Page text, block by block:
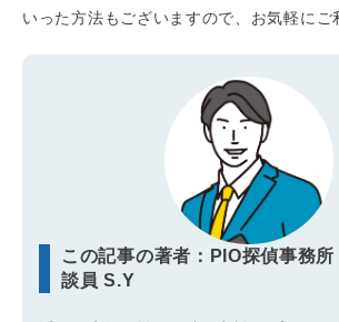
いった方法もございますので、お気軽にご
この記事の著者：PIO探偵事務所
談員 S.Y